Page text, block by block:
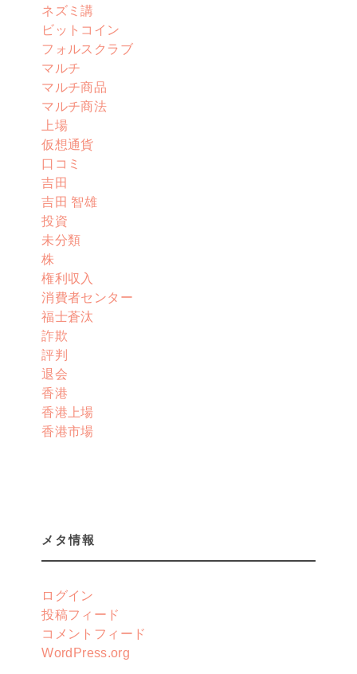
ネズミ講
ビットコイン
フォルスクラブ
マルチ
マルチ商品
マルチ商法
上場
仮想通貨
口コミ
吉田
吉田 智雄
投資
未分類
株
権利収入
消費者センター
福士蒼汰
詐欺
評判
退会
香港
香港上場
香港市場
メタ情報
ログイン
投稿フィード
コメントフィード
WordPress.org